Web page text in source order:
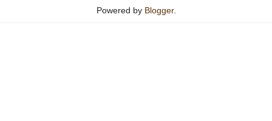
Powered by Blogger.